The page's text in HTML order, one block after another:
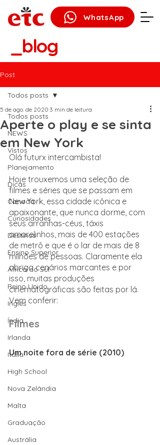
WhatsApp
_blog
Post
Todos posts
NEWS
Vistos
Planejamento
Dicas
Canadá
Curiosidades
Destinos
Ensino Superior
África do Sul
Reino Unido
Inglês
Índia
Irlanda
Itália
High School
Nova Zelândia
Malta
Graduação
Austrália
Todos posts
Aperte o play e se sinta
em New York
5 de ago. de 2020 3 min de leitura
Olá futurx intercambista!
Hoje trouxemos uma seleção de
filmes e séries que se passam em
New York, essa cidade icônica e
apaixonante, que nunca dorme, com
seus arranhas-céus, táxis
amarelinhos, mais de 400 estações
de metrô e que é o lar de mais de 8
milhões de pessoas. Claramente ela
abriga cenários marcantes e por
isso, muitas produções
cinematográficas são feitas por lá.
Vem conferir:
Filmes
Um noite fora de série (2010)